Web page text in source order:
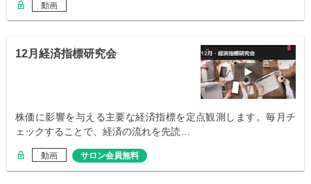
動画
12月経済指標研究会
株価に影響を与える主要な経済指標を定点観測します。毎月チ
ェックすることで、経済の流れを先読…
動画 サロン会員無料